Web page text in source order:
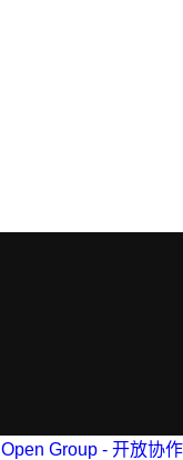
Open Group - 开放协作